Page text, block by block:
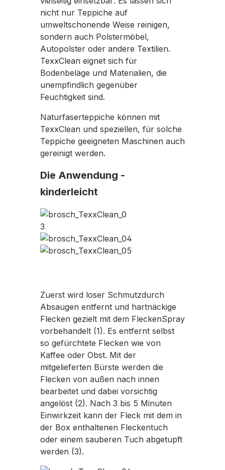
nicht nur Teppiche auf
umweltschonende Weise reinigen,
sondern auch Polstermöbel,
Autopolster oder andere Textilien.
TexxClean eignet sich für
Bodenbeläge und Materialien, die
unempfindlich gegenüber
Feuchtigkeit sind.
Naturfaserteppiche können mit
TexxClean und speziellen, für solche
Teppiche geeigneten Maschinen auch
gereinigt werden.
Die Anwendung -
kinderleicht
Zuerst wird loser Schmutzdurch
Absaugen entfernt und hartnäckige
Flecken gezielt mit dem FleckenSpray
vorbehandelt (1). Es entfernt selbst
so gefürchtete Flecken wie von
Kaffee oder Obst. Mit der
mitgelieferten Bürste werden die
Flecken von außen nach innen
bearbeitet und dabei vorsichtig
angelöst (2). Nach 3 bis 5 Minuten
Einwirkzeit kann der Fleck mit dem in
der Box enthaltenen Fleckentuch
oder einem sauberen Tuch abgetupft
werden (3).